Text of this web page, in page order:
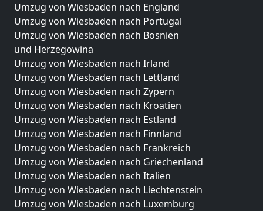
Umzug von Wiesbaden nach England
Umzug von Wiesbaden nach Portugal
Umzug von Wiesbaden nach Bosnien
und Herzegowina
Umzug von Wiesbaden nach Irland
Umzug von Wiesbaden nach Lettland
Umzug von Wiesbaden nach Zypern
Umzug von Wiesbaden nach Kroatien
Umzug von Wiesbaden nach Estland
Umzug von Wiesbaden nach Finnland
Umzug von Wiesbaden nach Frankreich
Umzug von Wiesbaden nach Griechenland
Umzug von Wiesbaden nach Italien
Umzug von Wiesbaden nach Liechtenstein
Umzug von Wiesbaden nach Luxemburg